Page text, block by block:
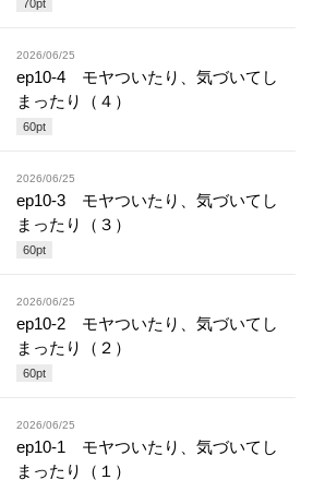
70pt
2026/06/25
ep10-4 モヤついたり、気づいてし
まったり（４）
60pt
2026/06/25
ep10-3 モヤついたり、気づいてし
まったり（３）
60pt
2026/06/25
ep10-2 モヤついたり、気づいてし
まったり（２）
60pt
2026/06/25
ep10-1 モヤついたり、気づいてし
まったり（１）